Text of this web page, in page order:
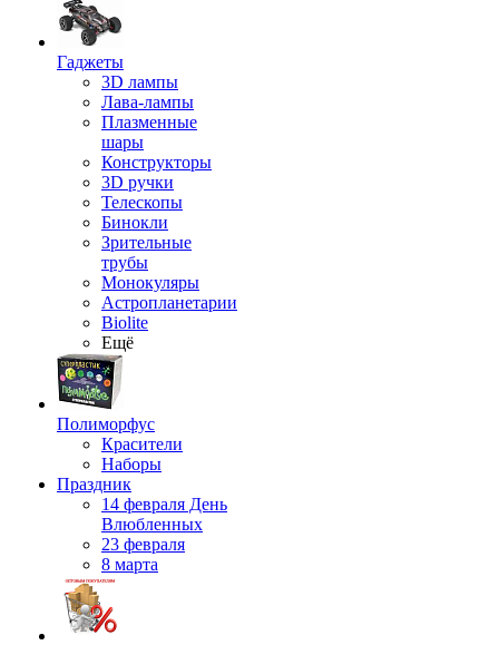
Гаджеты
3D лампы
Лава-лампы
Плазменные
шары
Конструкторы
3D ручки
Телескопы
Бинокли
Зрительные
трубы
Монокуляры
Астропланетарии
Biolite
Ещё
Полиморфус
Красители
Наборы
Праздник
14 февраля День
Влюбленных
23 февраля
8 марта